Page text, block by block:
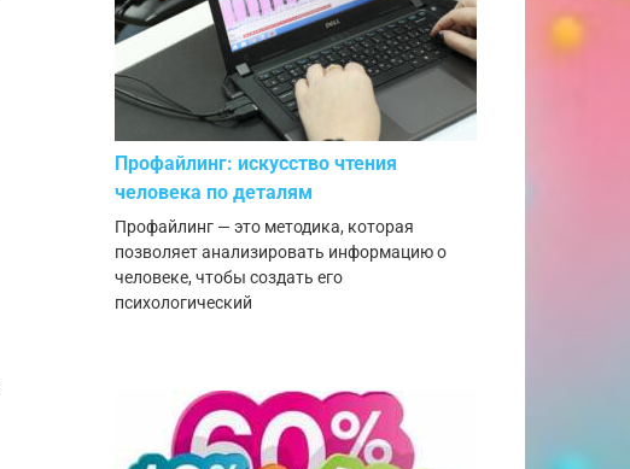
Профайлинг: искусство чтения
человека по деталям
Профайлинг — это методика, которая
позволяет анализировать информацию о
человеке, чтобы создать его
психологический